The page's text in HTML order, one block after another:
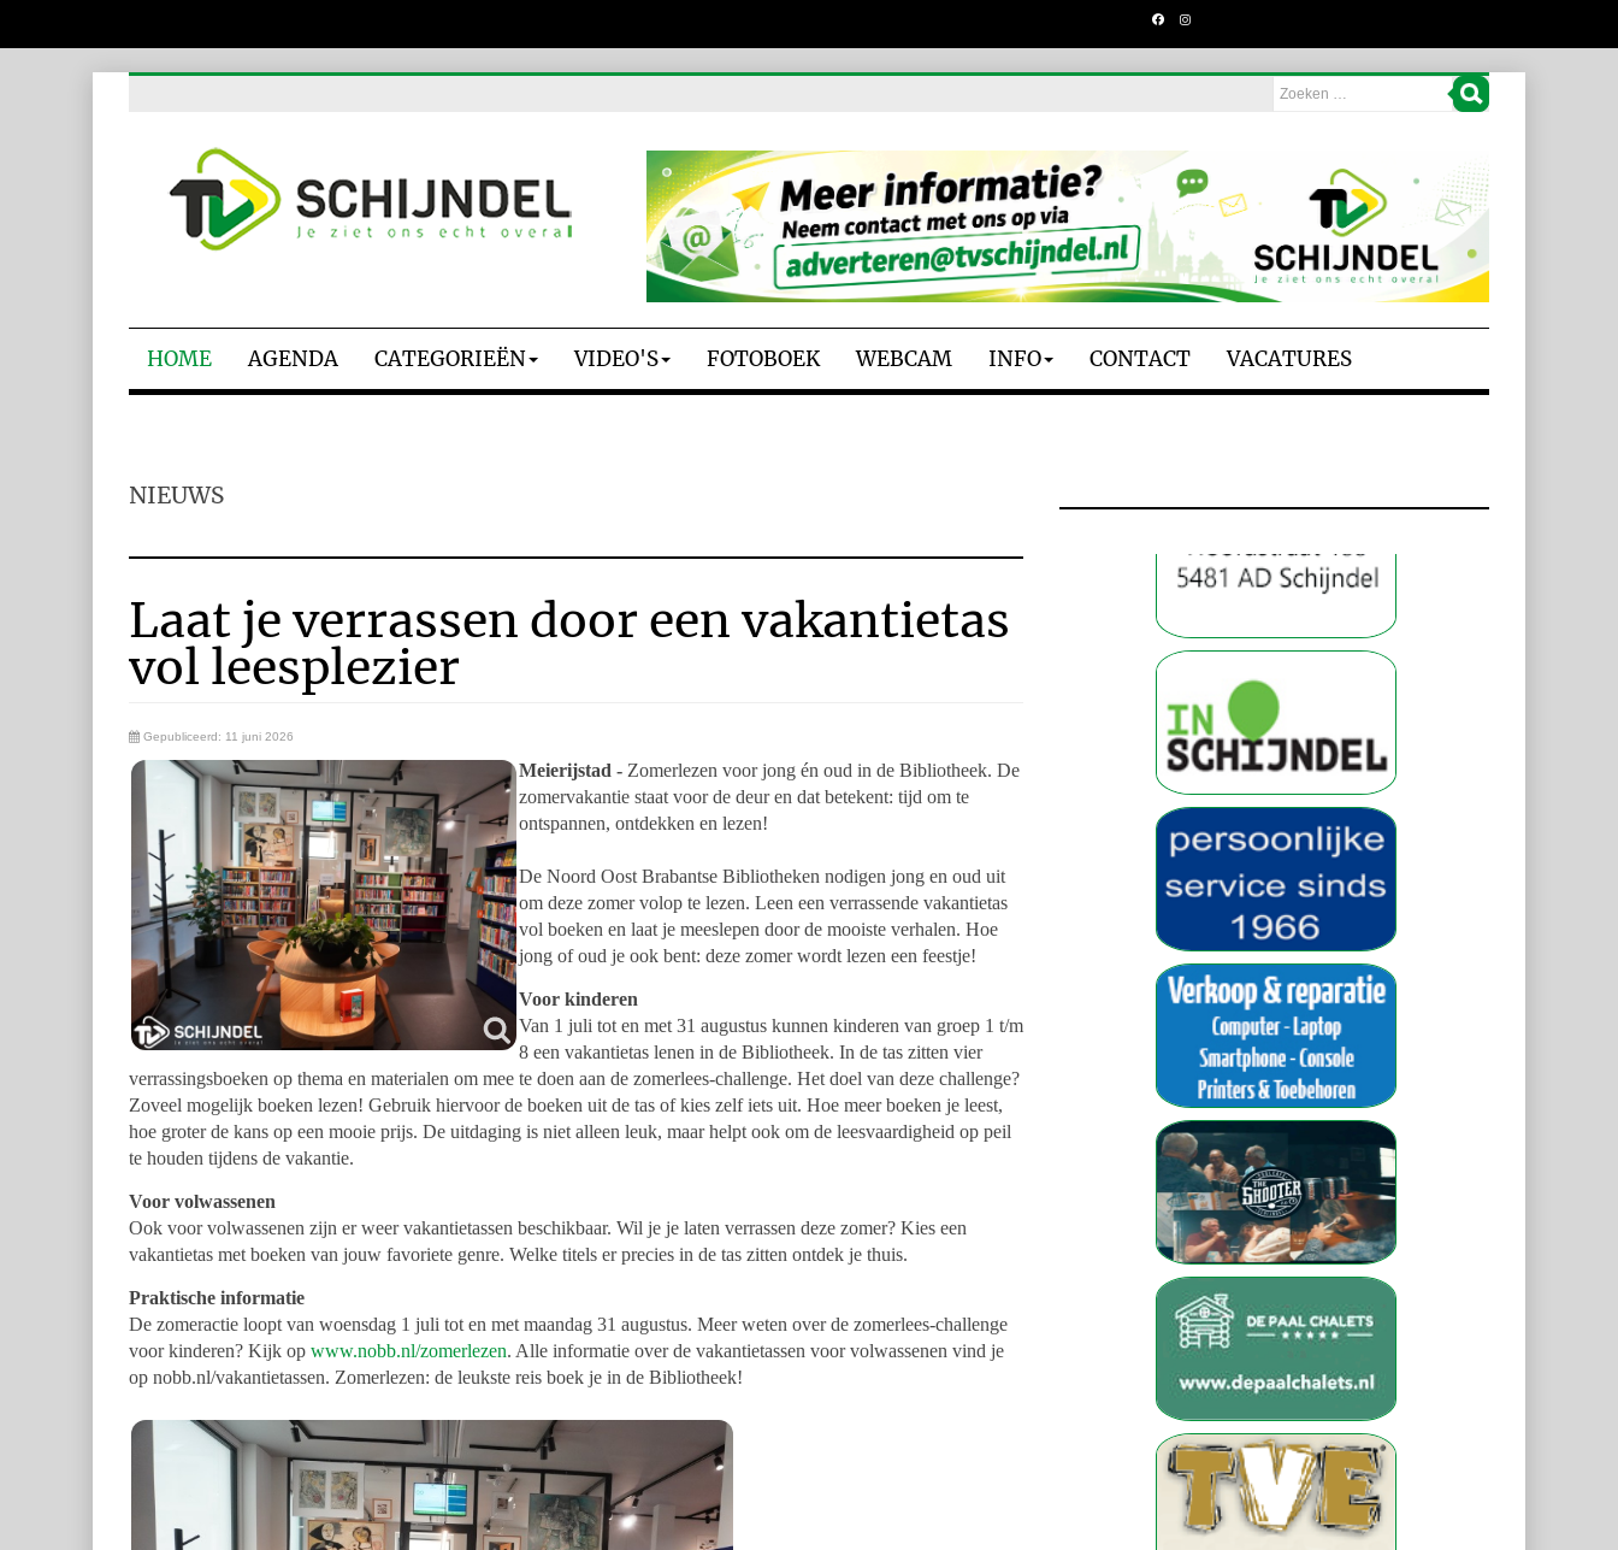
HOME AGENDA CATEGORIEËN VIDEO'S FOTOBOEK WEBCAM INFO CONTACT VACATURES
NIEUWS
Laat je verrassen door een vakantietas
vol leesplezier
Gepubliceerd: 11 juni 2026
Meierijstad - Zomerlezen voor jong én oud in de Bibliotheek. De
zomervakantie staat voor de deur en dat betekent: tijd om te
ontspannen, ontdekken en lezen!
De Noord Oost Brabantse Bibliotheken nodigen jong en oud uit
om deze zomer volop te lezen. Leen een verrassende vakantietas
vol boeken en laat je meeslepen door de mooiste verhalen. Hoe
jong of oud je ook bent: deze zomer wordt lezen een feestje!
Voor kinderen
Van 1 juli tot en met 31 augustus kunnen kinderen van groep 1 t/m
8 een vakantietas lenen in de Bibliotheek. In de tas zitten vier
verrassingsboeken op thema en materialen om mee te doen aan de zomerlees-challenge. Het doel van deze challenge?
Zoveel mogelijk boeken lezen! Gebruik hiervoor de boeken uit de tas of kies zelf iets uit. Hoe meer boeken je leest,
hoe groter de kans op een mooie prijs. De uitdaging is niet alleen leuk, maar helpt ook om de leesvaardigheid op peil
te houden tijdens de vakantie.
Voor volwassenen
Ook voor volwassenen zijn er weer vakantietassen beschikbaar. Wil je je laten verrassen deze zomer? Kies een
vakantietas met boeken van jouw favoriete genre. Welke titels er precies in de tas zitten ontdek je thuis.
Praktische informatie
De zomeractie loopt van woensdag 1 juli tot en met maandag 31 augustus. Meer weten over de zomerlees-challenge
voor kinderen? Kijk op www.nobb.nl/zomerlezen. Alle informatie over de vakantietassen voor volwassenen vind je
op nobb.nl/vakantietassen. Zomerlezen: de leukste reis boek je in de Bibliotheek!